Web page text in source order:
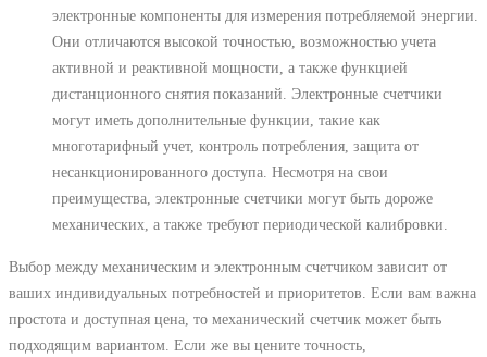
электронные компоненты для измерения потребляемой энергии.
Они отличаются высокой точностью, возможностью учета
активной и реактивной мощности, а также функцией
дистанционного снятия показаний. Электронные счетчики
могут иметь дополнительные функции, такие как
многотарифный учет, контроль потребления, защита от
несанкционированного доступа. Несмотря на свои
преимущества, электронные счетчики могут быть дороже
механических, а также требуют периодической калибровки.
Выбор между механическим и электронным счетчиком зависит от
ваших индивидуальных потребностей и приоритетов. Если вам важна
простота и доступная цена, то механический счетчик может быть
подходящим вариантом. Если же вы цените точность,